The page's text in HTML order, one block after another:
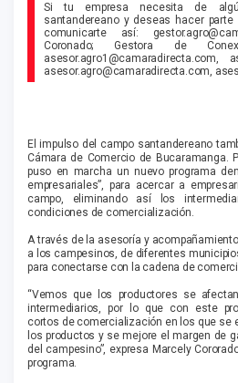
Si tu empresa necesita de
santandereano y deseas hacer
comunicarte así:
Coronado; Gestora de
asesor.agro1@camaradirecta.com,
asesor.agro@camaradirecta.com,
El impulso del campo santandereano
Cámara de Comercio de Bucaramanga.
puso en marcha un nuevo programa
empresariales”, para acercar a
campo, eliminando así los
condiciones de comercialización.
A través de la asesoría y
a los campesinos, de diferentes
para conectarse con la cadena de
“Vemos que los productores se
intermediarios, por lo que con este
cortos de comercialización en los que se
los productos y se mejore el margen de
del campesino”, expresa Marcely
programa.